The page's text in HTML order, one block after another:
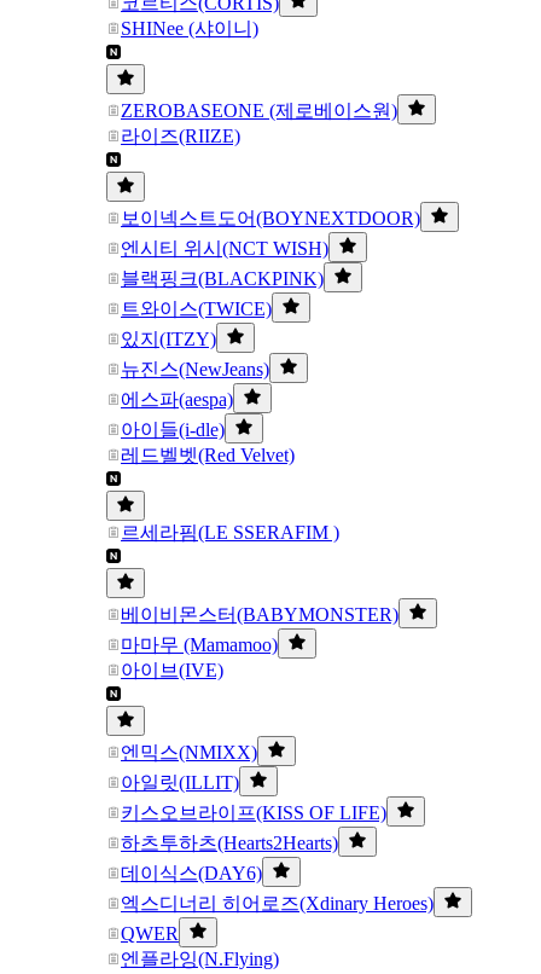
SHINee (샤이니)
ZEROBASEONE (제로베이스원)
라이즈(RIIZE)
보이넥스트도어(BOYNEXTDOOR)
엔시티 위시(NCT WISH)
블랙핑크(BLACKPINK)
트와이스(TWICE)
있지(ITZY)
뉴진스(NewJeans)
에스파(aespa)
아이들(i-dle)
레드벨벳(Red Velvet)
르세라핌(LE SSERAFIM )
베이비몬스터(BABYMONSTER)
마마무 (Mamamoo)
아이브(IVE)
엔믹스(NMIXX)
아일릿(ILLIT)
키스오브라이프(KISS OF LIFE)
하츠투하츠(Hearts2Hearts)
데이식스(DAY6)
엑스디너리 히어로즈(Xdinary Heroes)
QWER
엔플라잉(N.Flying)